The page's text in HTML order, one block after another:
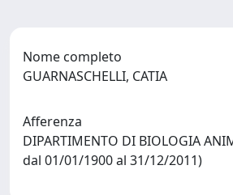
Nome completo
GUARNASCHELLI, CATIA
Afferenza
DIPARTIMENTO DI BIOLOGIA
dal 01/01/1900 al 31/12/2011)